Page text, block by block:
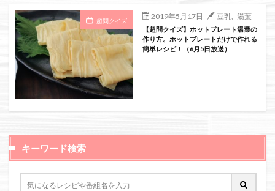
超問クイズ
2019年5月17日 豆乳 湯葉
【超問クイズ】ホットプレート湯葉の
作り方。ホットプレートだけで作れる
簡単レシピ！（6月5日放送）
キーワード検索
/home/xs111inc/wadai.info/public_html/wp-content/themes/the-
thor-child/searchform-refine.php on line41
絞り込み検索